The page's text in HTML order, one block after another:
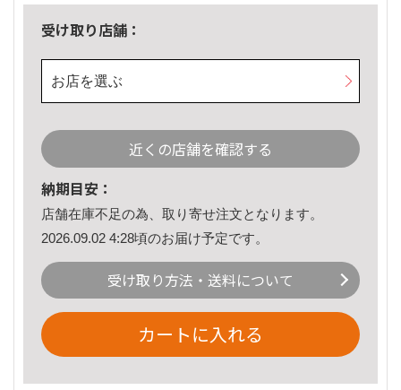
受け取り店舗：
お店を選ぶ
近くの店舗を確認する
納期目安：
店舗在庫不足の為、取り寄せ注文となります。
2026.09.02 4:28頃のお届け予定です。
受け取り方法・送料について
カートに入れる